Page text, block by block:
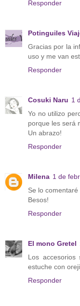
Responder
Potinguiles
Gracias por la
uso y me van
Responder
Cosuki Naru 1
Yo no utilizo
porque les será
Un abrazo!
Responder
Milena 1 de
Se lo comentaré
Besos!
Responder
El mono Gretel
Los
estuche con
Responder